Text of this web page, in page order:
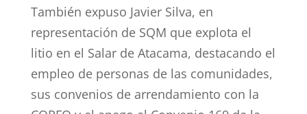
También expuso Javier Silva, en
representación de SQM que explota el
litio en el Salar de Atacama, destacando el
empleo de personas de las comunidades,
sus convenios de arrendamiento con la